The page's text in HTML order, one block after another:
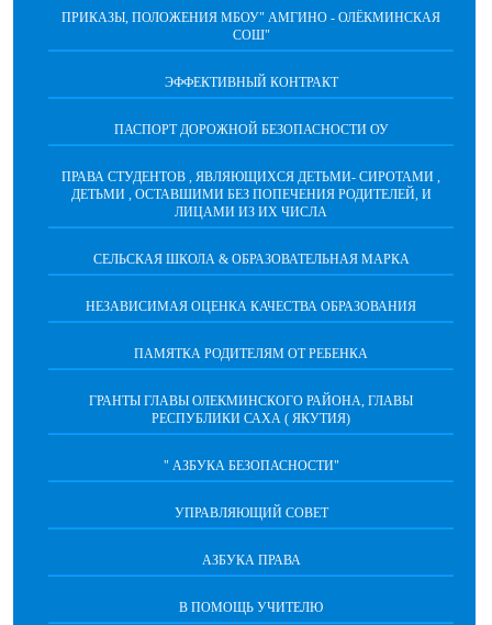
ПРИКАЗЫ, ПОЛОЖЕНИЯ МБОУ" АМГИНО - ОЛЁКМИНСКАЯ
СОШ"
ЭФФЕКТИВНЫЙ КОНТРАКТ
ПАСПОРТ ДОРОЖНОЙ БЕЗОПАСНОСТИ ОУ
ПРАВА СТУДЕНТОВ , ЯВЛЯЮЩИХСЯ ДЕТЬМИ- СИРОТАМИ ,
ДЕТЬМИ , ОСТАВШИМИ БЕЗ ПОПЕЧЕНИЯ РОДИТЕЛЕЙ, И
ЛИЦАМИ ИЗ ИХ ЧИСЛА
СЕЛЬСКАЯ ШКОЛА & ОБРАЗОВАТЕЛЬНАЯ МАРКА
НЕЗАВИСИМАЯ ОЦЕНКА КАЧЕСТВА ОБРАЗОВАНИЯ
ПАМЯТКА РОДИТЕЛЯМ ОТ РЕБЕНКА
ГРАНТЫ ГЛАВЫ ОЛЕКМИНСКОГО РАЙОНА, ГЛАВЫ
РЕСПУБЛИКИ САХА ( ЯКУТИЯ)
" АЗБУКА БЕЗОПАСНОСТИ"
УПРАВЛЯЮЩИЙ СОВЕТ
АЗБУКА ПРАВА
В ПОМОЩЬ УЧИТЕЛЮ